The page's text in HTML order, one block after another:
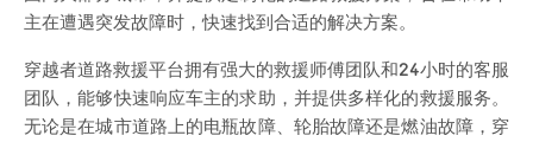
主在遭遇突发故障时，快速找到合适的解决方案。
穿越者道路救援平台拥有强大的救援师傅团队和24小时的客服
团队，能够快速响应车主的求助，并提供多样化的救援服务。
无论是在城市道路上的电瓶故障、轮胎故障还是燃油故障，穿